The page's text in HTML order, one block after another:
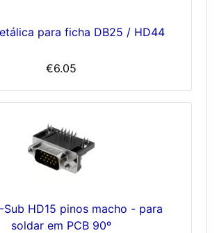
para ficha DB25 / HD44
€6.05
Sub HD15 pinos macho - para
soldar em PCB 90º